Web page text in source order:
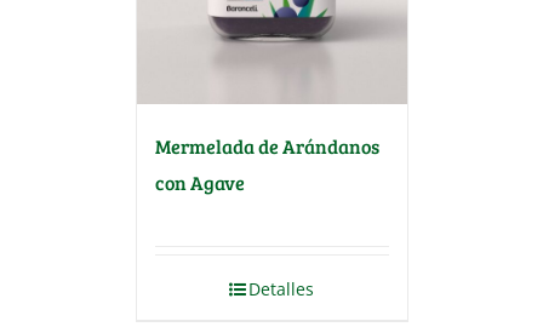
Mermelada de Arándanos
con Agave
Detalles